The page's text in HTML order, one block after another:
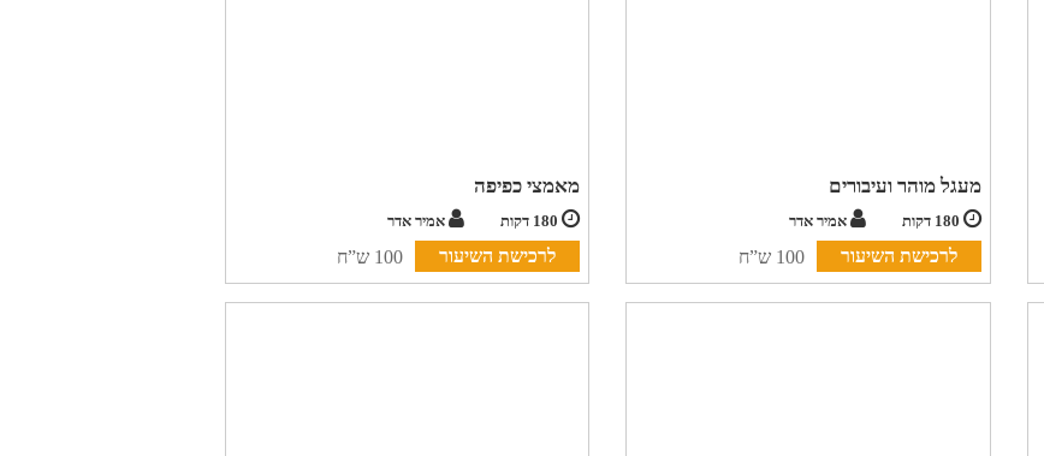
מעגל מוהר ועיבורים
אמיר אדר
לרכישת השיעור 100 ש”ח
מאמצי כפיפה
180 דקות אמיר אדר
לרכישת השיעור 100 ש”ח